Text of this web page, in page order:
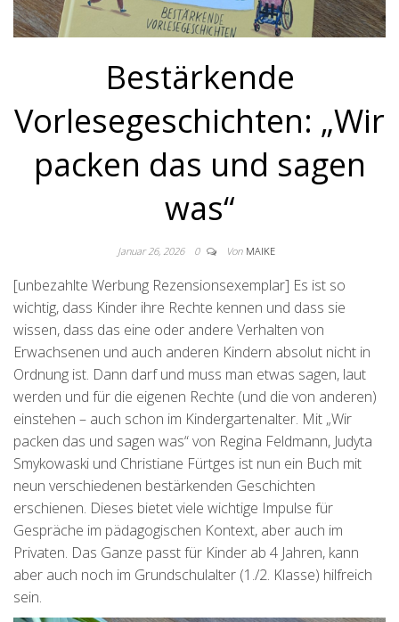
Bestärkende
Vorlesegeschichten: „Wir
packen das und sagen
was“
Januar 26, 2026 0 Von MAIKE
[unbezahlte Werbung Rezensionsexemplar] Es ist so
wichtig, dass Kinder ihre Rechte kennen und dass sie
wissen, dass das eine oder andere Verhalten von
Erwachsenen und auch anderen Kindern absolut nicht in
Ordnung ist. Dann darf und muss man etwas sagen, laut
werden und für die eigenen Rechte (und die von anderen)
einstehen – auch schon im Kindergartenalter. Mit „Wir
packen das und sagen was“ von Regina Feldmann, Judyta
Smykowaski und Christiane Fürtges ist nun ein Buch mit
neun verschiedenen bestärkenden Geschichten
erschienen. Dieses bietet viele wichtige Impulse für
Gespräche im pädagogischen Kontext, aber auch im
Privaten. Das Ganze passt für Kinder ab 4 Jahren, kann
aber auch noch im Grundschulalter (1./2. Klasse) hilfreich
sein.